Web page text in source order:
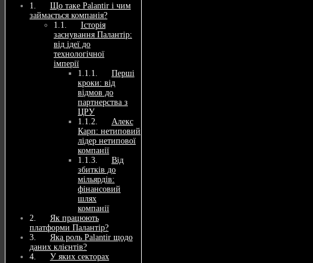
Що таке Palantir і чим
займається компанія?
Історія
заснування Палантір:
від ідеї до
технологічної
імперії
Перші
кроки: від
відмов до
партнерства з
ЦРУ
Алекс
Карп: нетиповий
лідер нетипової
компанії
Від
збитків до
мільярдів:
фінансовий
шлях
компанії
Як працюють
платформи Палантір?
Яка роль Palantir щодо
даних клієнтів?
У яких секторах